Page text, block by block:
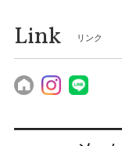
Link リンク